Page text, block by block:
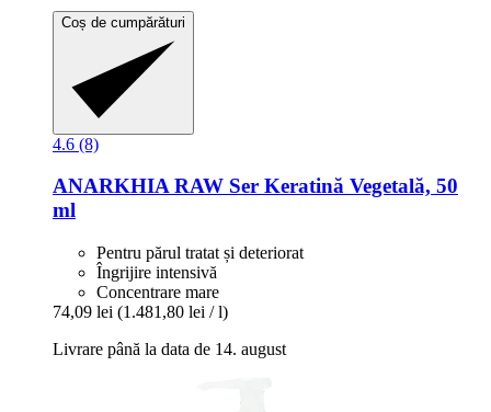
Coș de cumpărături
4.6 (8)
ANARKHIARAW Ser Keratină Vegetală, 50
ml
Pentru părul tratat și deteriorat
Îngrijire intensivă
Concentrare mare
74,09 lei (1.481,80 lei / l)
Livrare până la data de 14. august